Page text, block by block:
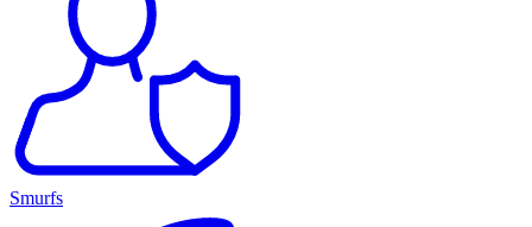
Smurfs